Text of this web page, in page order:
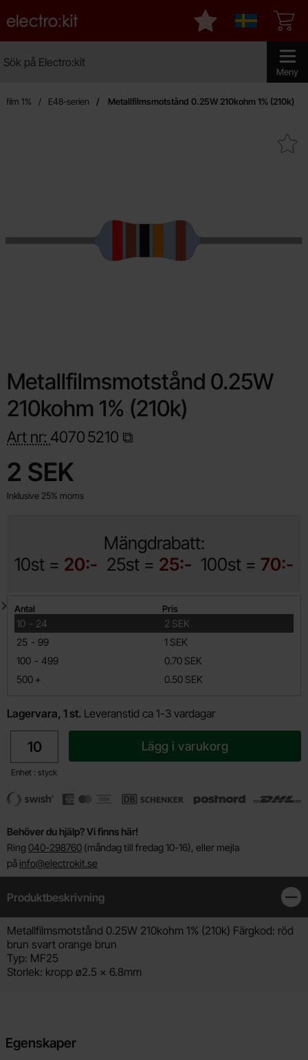
Meny
Startsidan för Electro:kit
Sverige
Mina favoriter
1% E48-serien Metallfilmsmotstånd 0.25W 210kohm 1% (210k)
Makera metallfilmsmotstånd 0.25W
Metallfilmsmotstånd 0.25W
210kohm 1% (210k)
Art nr: 40705210
pris
2 SEK
Inklusive 25% moms
Mängdrabatt:
10st = 20:- 25st = 25:- 100st = 70:-
Mängdrabatt
Antal Pris
10 -
till 24
2 SEK
25 -
till 99
1 SEK
100 -
till 499
0.70 SEK
500 +
till 0.50 SEK
Lagervara, 1 st. Leveranstid ca 1-3 vardagar
Enhet : styck
Lägg i varukorg
Behöver du hjälp? Vi finns här!
Ring 040-298760 (måndag till fredag 10-16), eller mejla
på info@electrokit.se
Produktbeskrivning
Produktbeskrivning
Metallfilmsmotstånd 0.25W 210kohm 1% (210k) Färgkod: röd
brun svart orange brun
Typ: MF25
Storlek: kropp ø2.5 x 6.8mm
Egenskaper